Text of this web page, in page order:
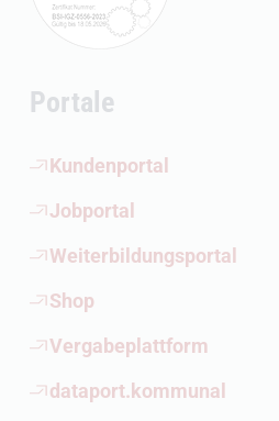
Portale
Kundenportal
(Öffnet externen Link)
Jobportal
(Öffnet externen Link)
Weiterbildungsportal
(Öffnet externen Link)
Shop
(Öffnet externen Link)
Vergabeplattform
(Öffnet externen Link)
dataport.kommunal
(Öffnet externen Link)